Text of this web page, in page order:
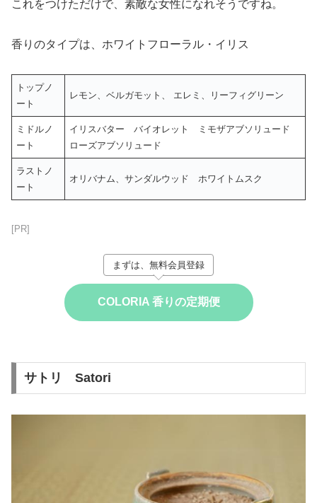
これをつけただけで、素敵な女性になれそうですね。
香りのタイプは、ホワイトフローラル・イリス
トップノ
ート
レモン、ベルガモット、 エレミ、リーフィグリーン
ミドルノ
ート
イリスバター バイオレット ミモザアブソリュード
ローズアブソリュード
ラストノ
ート
オリバナム、サンダルウッド ホワイトムスク
[PR]
まずは、無料会員登録
COLORIA 香りの定期便
サトリ Satori